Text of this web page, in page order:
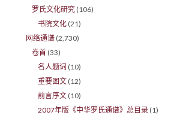
罗氏文化研究 (106)
书院文化 (21)
网络通谱 (2,730)
卷首 (33)
名人题词 (10)
重要图文 (12)
前言序文 (10)
2007年版《中华罗氏通谱》总目录 (1)